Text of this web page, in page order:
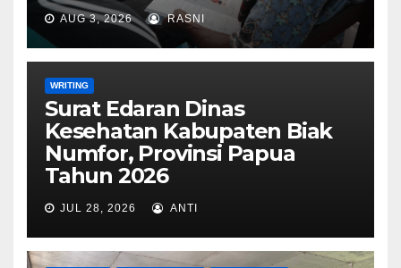
AUG 3, 2026 RASNI
WRITING
Surat Edaran Dinas
Kesehatan Kabupaten Biak
Numfor, Provinsi Papua
Tahun 2026
JUL 28, 2026 ANTI